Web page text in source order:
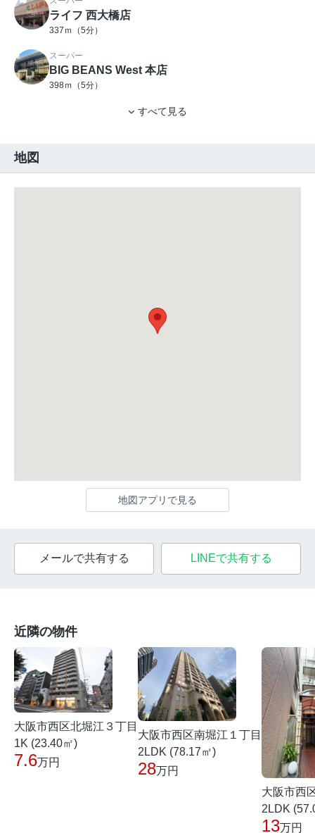
ライフ 西大橋店
337ｍ（5分）
スーパー
BIG BEANS West 本店
398ｍ（5分）
すべて見る
地図
地図アプリで見る
メールで共有する LINEで共有する
近隣の物件
大阪市西区北堀江３丁目
1K (23.40㎡)
7.6万円
大阪市西区南堀江１丁目
2LDK (78.17㎡)
28万円
大阪市西
2LDK
13万円